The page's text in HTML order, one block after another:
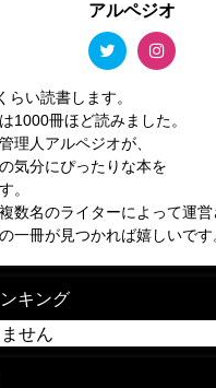
アルペジオ
らい読書します。
1000冊ほど読みました。
理人アルペジオが、
気分にぴったりな本を
。
数名のライターによって運営
一冊が見つかれば嬉しいです
キング
せん